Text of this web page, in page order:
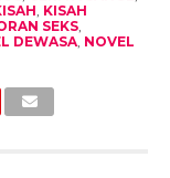
, KISAH
SEKS,
DEWASA, NOVEL